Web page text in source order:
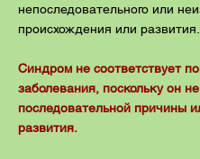
непоследовательного или
происхождения или развития.
Синдром не соответствует
заболевания, поскольку он
последовательной причины
развития.